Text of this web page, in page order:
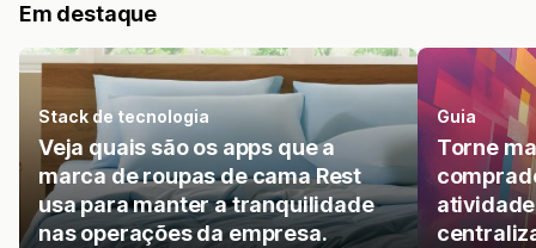
Em destaque
Stack de tecnologia
Veja quais são os apps que a
marca de roupas de cama Rest
usa para manter a tranquilidade
nas operações da empresa.
Guia
Torne